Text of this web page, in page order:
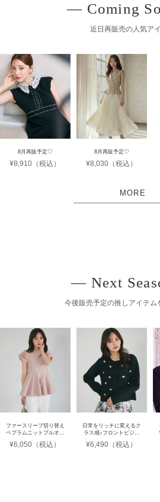
― Coming
近日再販売の人気ア
8月再販予定♡
¥8,910（税込）
8月再販予定♡
¥8,030（税込）
MORE
― Next
今後販売予定の推しアイテ
ファースリーブ切り替え
ペプラムニットプルオー
¥6,050（税込）
日常をリッチに変えるク
ラス感♪フロントビジュ
¥6,490（税込）